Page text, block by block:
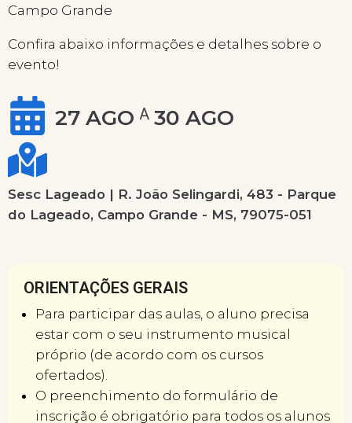
Campo Grande
Confira abaixo informações e detalhes sobre o
evento!
27 AGO A 30 AGO
Sesc Lageado | R. João Selingardi, 483 - Parque
do Lageado, Campo Grande - MS, 79075-051
ORIENTAÇÕES GERAIS
Para participar das aulas, o aluno precisa
estar com o seu instrumento musical
próprio (de acordo com os cursos
ofertados).
O preenchimento do formulário de
inscrição é obrigatório para todos os alunos